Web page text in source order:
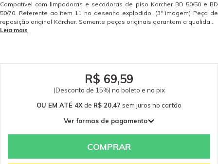
Compatível com limpadoras e secadoras de piso Karcher BD 50/50 e BD
50/70. Referente ao item 11 no desenho explodido. (3ª imagem) Peça de
reposição original Kärcher. Somente peças originais garantem a qualidade
e a segurança do equipamento e do operador. Caso tenha dúvidas
Leia mais
R$ 69,59
(Desconto de 15%) no boleto e no pix
OU EM ATÉ 4X de R$ 20,47 sem juros no cartão
Ver formas de pagamento
2x de R$ 40,94 sem juros
COMPRAR